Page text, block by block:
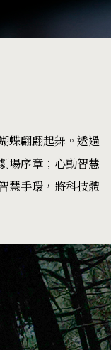
蝶翩翩起舞。透過
場序章；心動智慧
慧手環，將科技體